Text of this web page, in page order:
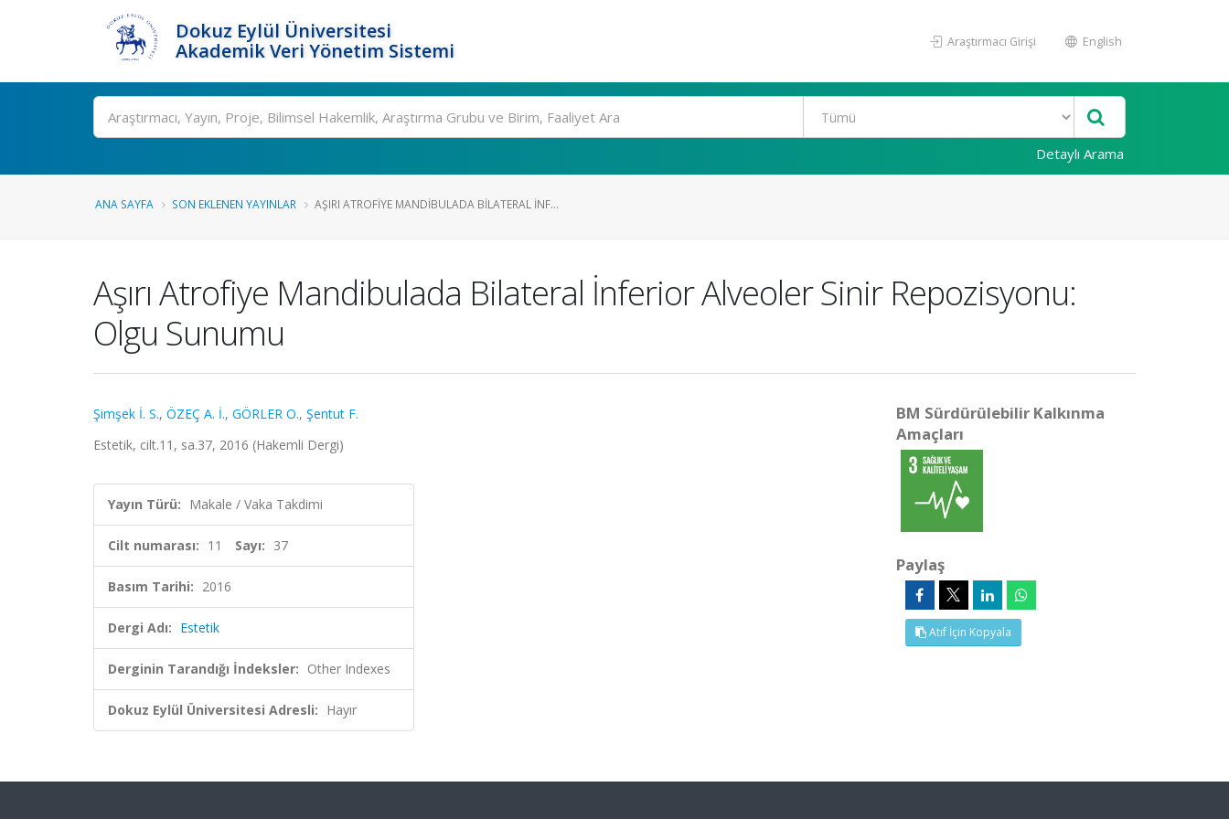
Dokuz Eylül Üniversitesi
Akademik Veri Yönetim Sistemi
Araştırmacı Girişi English
Ara
Detaylı Arama
ANA SAYFA SON EKLENEN YAYINLAR AŞIRI ATROFIYE MANDIBULADA BILATERAL İNF...
Aşırı Atrofiye Mandibulada Bilateral İnferior Alveoler Sinir Repozisyonu:
Olgu Sunumu
Şimşek İ. S., ÖZEÇ A. İ., GÖRLER O., Şentut F.
Estetik, cilt.11, sa.37, 2016 (Hakemli Dergi)
Yayın Türü: Makale / Vaka Takdimi
Cilt numarası: 11 Sayı: 37
Basım Tarihi: 2016
Dergi Adı: Estetik
Derginin Tarandığı İndeksler: Other Indexes
Dokuz Eylül Üniversitesi Adresli: Hayır
BM Sürdürülebilir Kalkınma
Amaçları
Paylaş
Atıf İçin Kopyala